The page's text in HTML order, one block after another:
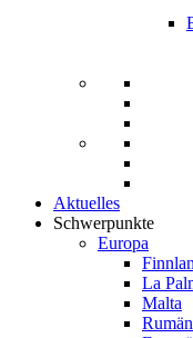
Aktuelles
Schwerpunkte
Europa
La
Malta